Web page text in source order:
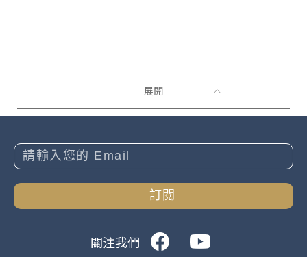
展開
關注我們
訂閱